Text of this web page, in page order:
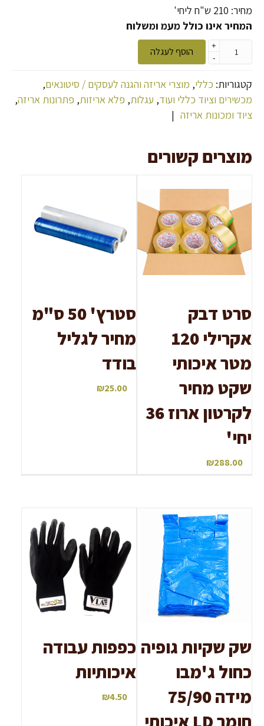
מחיר: 210 ש"ח ליחי'
המחיר אינו כולל מעמ ומשלוח
+
-
הוסף לעגלה
קטגוריות: כללי, מוצרי אריזה והגנה לעסקים / סיטונאים,
מכשירים וציוד כללי ועוד, עגלות, פלא אריזות, פתרונות אריזה,
ציוד ומכונות אריזה |
מוצרים קשורים
סרט דבק
אקרילי 120
מטר איכותי
שקט מחיר
לקרטון ארוז 36
יחי'
₪288.00
סטרץ' 50 ס"מ
מחיר לגליל
בודד
₪25.00
שק שקיות גופיה
כחול ג'מבו
מידה 75/90
חומר LD איכותי
כפפות עבודה
איכותיות
₪4.50